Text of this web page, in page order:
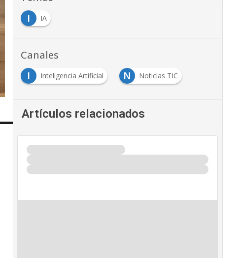
I
IA
Canales
I
Inteligencia Artificial N Noticias TIC
Artículos relacionados